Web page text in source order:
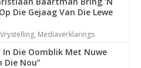
Die Gejaag Van Die Lewe
, Mediaverklarings
In Die Oomblik Met Nuwe
Die Nou”